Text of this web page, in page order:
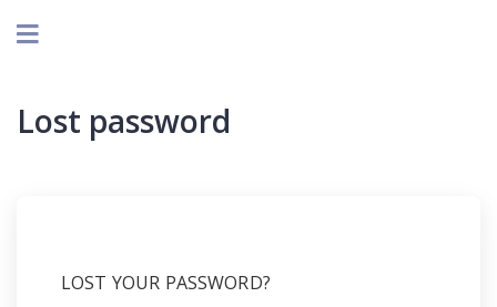
Lost password
LOST YOUR PASSWORD?